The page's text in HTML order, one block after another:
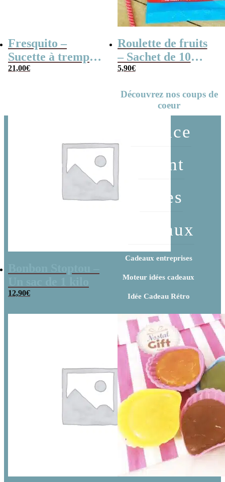
Fresquito –
Sucette à tremper
goût cerise – Boîte
21,00€
Roulette de fruits
– Sachet de 10
Roulette – Haribo
5,90€
12,90€
Découvrez nos coups de
coeur
Service
client
Idées
cadeaux
Cadeaux entreprises
Moteur idées cadeaux
Idée Cadeau Rétro